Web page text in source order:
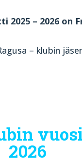
2025 – 2026 on
– klubin
2026